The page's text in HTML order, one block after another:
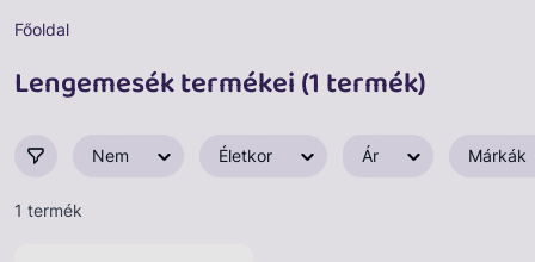
Főoldal
Lengemesék termékei (1 termék)
Nem Életkor Ár Márkák
1 termék